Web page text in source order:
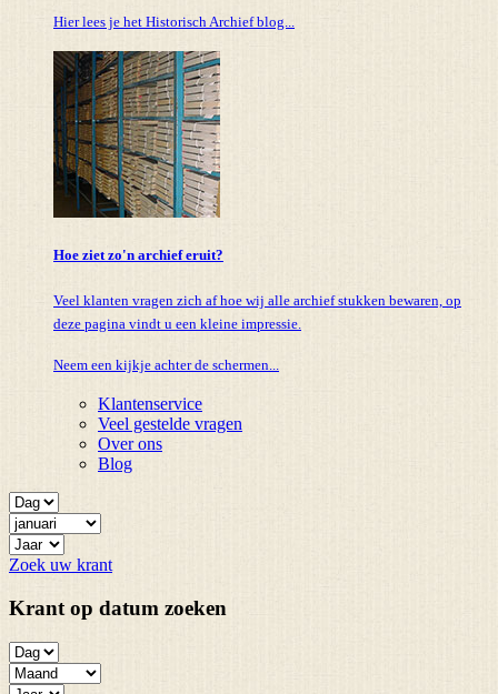
Hier lees je het Historisch Archief blog...
Hoe ziet zo'n archief eruit?
Veel klanten vragen zich af hoe wij alle archief stukken bewaren, op
deze pagina vindt u een kleine impressie.
Neem een kijkje achter de schermen...
Klantenservice
Veel gestelde vragen
Over ons
Blog
Zoek uw krant
Krant op datum zoeken